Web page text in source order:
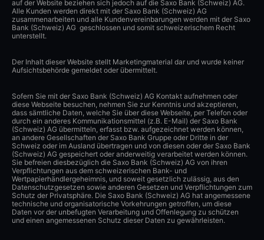
auf der Website beziehen sich jedoch auf die Saxo Bank (Schweiz) AG.
Alle Kunden werden direkt mit der Saxo Bank (Schweiz) AG
zusammenarbeiten und alle Kundenvereinbarungen werden mit der Saxo
Bank (Schweiz) AG geschlossen und somit schweizerischem Recht
unterstellt.
Der Inhalt dieser Website stellt Marketingmaterial dar und wurde keiner
Aufsichtsbehörde gemeldet oder übermittelt.
Sofern Sie mit der Saxo Bank (Schweiz) AG Kontakt aufnehmen oder
diese Webseite besuchen, nehmen Sie zur Kenntnis und akzeptieren,
dass sämtliche Daten, welche Sie über diese Webseite, per Telefon oder
durch ein anderes Kommunikationsmittel (z.B. E-Mail) der Saxo Bank
(Schweiz) AG übermitteln, erfasst bzw. aufgezeichnet werden können,
an andere Gesellschaften der Saxo Bank Gruppe oder Dritte in der
Schweiz oder im Ausland übertragen und von diesen oder der Saxo Bank
(Schweiz) AG gespeichert oder anderweitig verarbeitet werden können.
Sie befreien diesbezüglich die Saxo Bank (Schweiz) AG von ihren
Verpflichtungen aus dem schweizerischen Bank- und
Wertpapierhändlergeheimnis, und soweit gesetzlich zulässig, aus den
Datenschutzgesetzen sowie anderen Gesetzen und Verpflichtungen zum
Schutz der Privatsphäre. Die Saxo Bank (Schweiz) AG hat angemessene
technische und organisatorische Vorkehrungen getroffen, um diese
Daten vor der unbefugten Verarbeitung und Offenlegung zu schützen
und einen angemessenen Schutz dieser Daten zu gewährleisten.